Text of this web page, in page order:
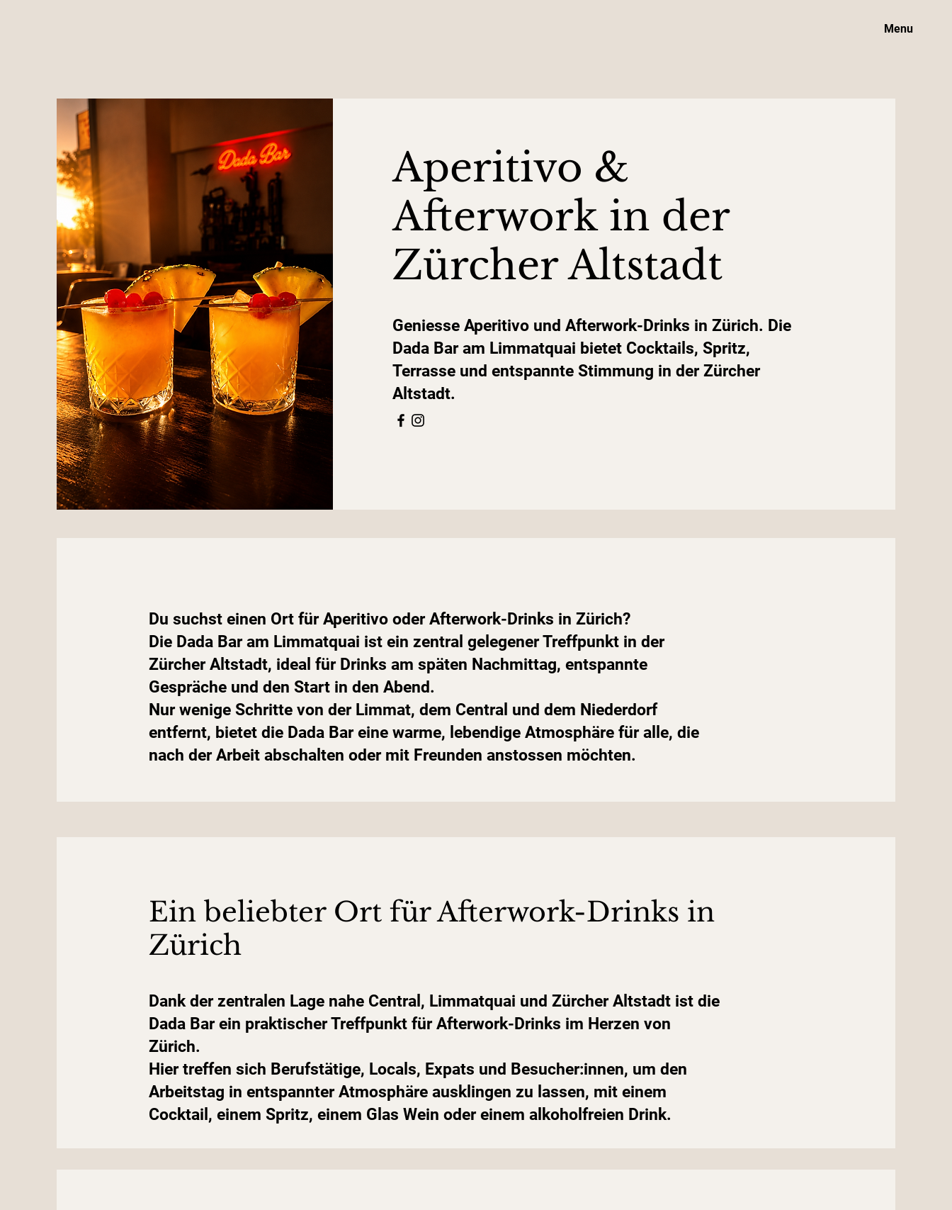
Menu
Aperitivo &
Afterwork in der
Zürcher Altstadt
Geniesse Aperitivo und Afterwork-Drinks in Zürich. Die
Dada Bar am Limmatquai bietet Cocktails, Spritz,
Terrasse und entspannte Stimmung in der Zürcher
Altstadt.
Du suchst einen Ort für Aperitivo oder Afterwork-Drinks in Zürich?
Die Dada Bar am Limmatquai ist ein zentral gelegener Treffpunkt in der
Zürcher Altstadt, ideal für Drinks am späten Nachmittag, entspannte
Gespräche und den Start in den Abend.
Nur wenige Schritte von der Limmat, dem Central und dem Niederdorf
entfernt, bietet die Dada Bar eine warme, lebendige Atmosphäre für alle, die
nach der Arbeit abschalten oder mit Freunden anstossen möchten.
Ein beliebter Ort für Afterwork-Drinks in
Zürich
Dank der zentralen Lage nahe Central, Limmatquai und Zürcher Altstadt ist die
Dada Bar ein praktischer Treffpunkt für Afterwork-Drinks im Herzen von
Zürich.
Hier treffen sich Berufstätige, Locals, Expats und Besucher:innen, um den
Arbeitstag in entspannter Atmosphäre ausklingen zu lassen, mit einem
Cocktail, einem Spritz, einem Glas Wein oder einem alkoholfreien Drink.